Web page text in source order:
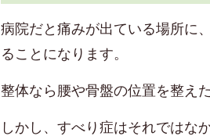
病院だと痛みが出ている場所に
ることになります。
整体なら腰や骨盤の位置を整え
しかし、すべり症はそれではな